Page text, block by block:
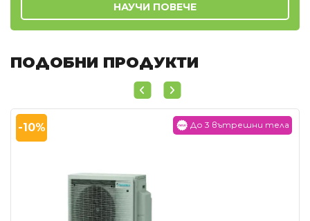
НАУЧИ ПОВЕЧЕ
ПОДОБНИ ПРОДУКТИ
-10% До 3 вътрешни тела